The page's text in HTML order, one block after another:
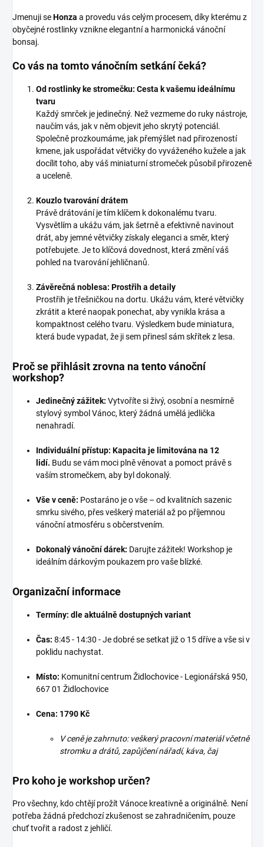
Jmenuji seHonza a provedu vás celým procesem, díky kterému z
obyčejné rostlinky vznikne elegantní a harmonická vánoční
bonsaj.
Co vás na tomto vánočním setkání čeká?
Od rostlinky ke stromečku: Cesta k vašemu ideálnímu
tvaru
Každý smrček je jedinečný. Než vezmeme do ruky nástroje,
naučím vás, jak v něm objevit jeho skrytý potenciál.
Společně prozkoumáme, jak přemýšlet nad přirozeností
kmene, jak uspořádat větvičky do vyváženého kužele a jak
docílit toho, aby váš miniaturní stromeček působil přirozeně
a uceleně.
Kouzlo tvarování drátem
Právě drátování je tím klíčem k dokonalému tvaru.
Vysvětlím a ukážu vám, jak šetrně a efektivně navinout
drát, aby jemné větvičky získaly eleganci a směr, který
potřebujete. Je to klíčová dovednost, která změní váš
pohled na tvarování jehličnanů.
Závěrečná noblesa: Prostřih a detaily
Prostřih je třešničkou na dortu. Ukážu vám, které větvičky
zkrátit a které naopak ponechat, aby vynikla krása a
kompaktnost celého tvaru. Výsledkem bude miniatura,
která bude vypadat, že ji sem přinesl sám skřítek z lesa.
Proč se přihlásit zrovna na tento vánoční
workshop?
Jedinečný zážitek: Vytvoříte si živý, osobní a nesmírně
stylový symbol Vánoc, který žádná umělá jedlička
nenahradí.
Individuální přístup: Kapacita je limitována na 12
lidí. Budu se vám moci plně věnovat a pomoct právě s
vaším stromečkem, aby byl dokonalý.
Vše v ceně: Postaráno je o vše – od kvalitních sazenic
smrku sivého, přes veškerý materiál až po příjemnou
vánoční atmosféru s občerstvením.
Dokonalý vánoční dárek: Darujte zážitek! Workshop je
ideálním dárkovým poukazem pro vaše blízké.
Organizační informace
Termíny: dle aktuálně dostupných variant
Čas: 8:45 - 14:30 - Je dobré se setkat již o 15 dříve a vše si v
poklidu nachystat.
Místo: Komunitní centrum Židlochovice - Legionářská 950,
667 01 Židlochovice
Cena: 1790 Kč
V ceně je zahrnuto: veškerý pracovní materiál včetně
stromku a drátů, zapůjčení nářadí, káva, čaj
Pro koho je workshop určen?
Pro všechny, kdo chtějí prožít Vánoce kreativně a originálně. Není
potřeba žádná předchozí zkušenost se zahradničením, pouze
chuť tvořit a radost z jehličí.